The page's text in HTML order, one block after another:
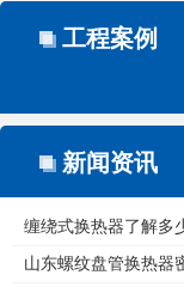
工程案例
新闻资讯
缠绕式换热器了解多
山东螺纹盘管换热器